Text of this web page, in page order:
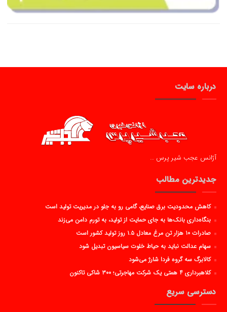
درباره سایت
آژانس عجب شیر پرس …
جدیدترین مطالب
کاهش محدودیت برق صنایع، گامی رو به جلو در مدیریت تولید است
بنگاه‌داری بانک‌ها به جای حمایت از تولید، به تورم دامن می‌زند
صادرات ۱۰ هزار تن مرغ معادل ۱.۵ روز تولید کشور است
سهام عدالت نباید به حیاط خلوت سیاسیون تبدیل شود
کالابرگ سه گروه فردا شارژ می‌شود
کلاهبرداری ۴ همتی یک شرکت مهاجرتی؛ ۳۰۰ شاکی تاکنون
دسترسی سریع